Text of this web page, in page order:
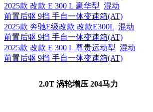
2025款 改款 E 300 L 豪华型 混动
前置后驱 9挡 手自一体变速箱(AT)
2025款 奔驰E级改款 改款E300L 混动
前置后驱 9挡 手自一体变速箱(AT)
2025款 改款 E 300 L 尊贵运动型 混动
前置后驱 9挡 手自一体变速箱(AT)
2.0T 涡轮增压 204马力